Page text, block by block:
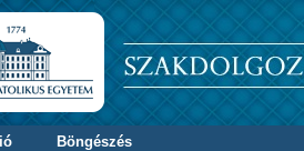
Böngészés